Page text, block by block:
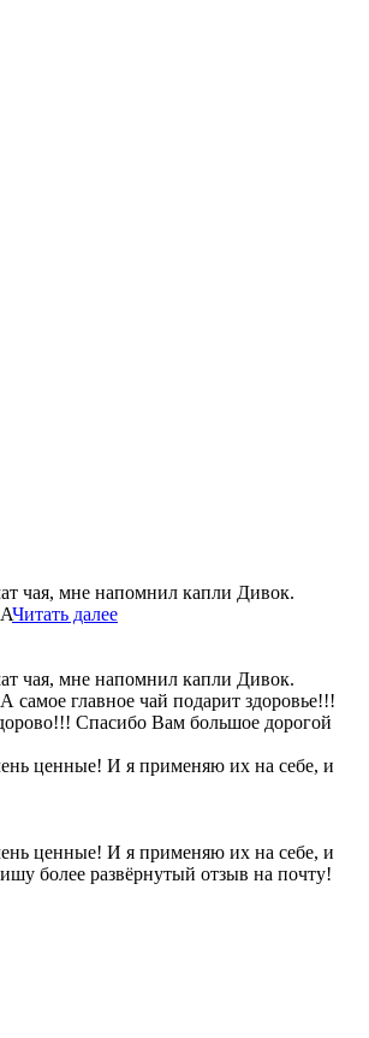
чая, мне напомнил капли Дивок.
Читать далее
чая, мне напомнил капли Дивок.
главное чай подарит здоровье!!!
Спасибо Вам большое дорогой
ценные! И я применяю их на себе, и
ценные! И я применяю их на себе, и
более развёрнутый отзыв на почту!